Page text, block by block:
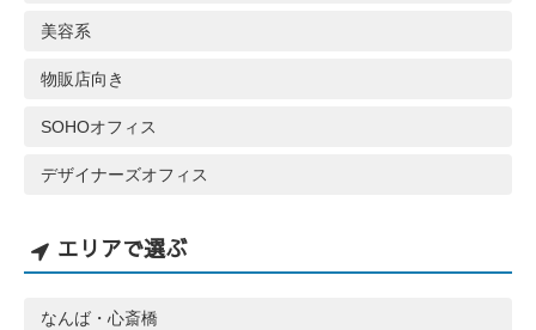
美容系
物販店向き
SOHOオフィス
デザイナーズオフィス
エリアで選ぶ
なんば・心斎橋